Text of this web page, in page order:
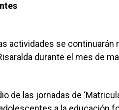
actividades se
durante el mes de
de las jornadas de